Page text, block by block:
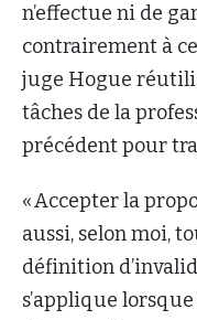
n’effectue ni de
contrairement à
juge Hogue
tâches de la
précédent pour
« Accepter la
aussi, selon moi,
définition
s’applique